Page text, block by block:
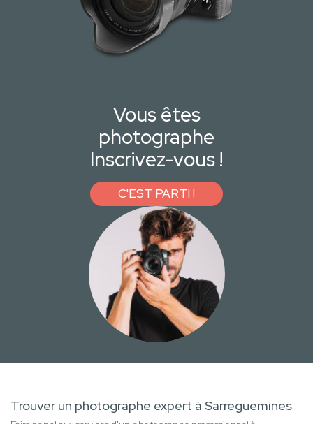
Vous êtes
photographe
Inscrivez-vous !
C'EST PARTI !
Trouver un photographe expert à Sarreguemines